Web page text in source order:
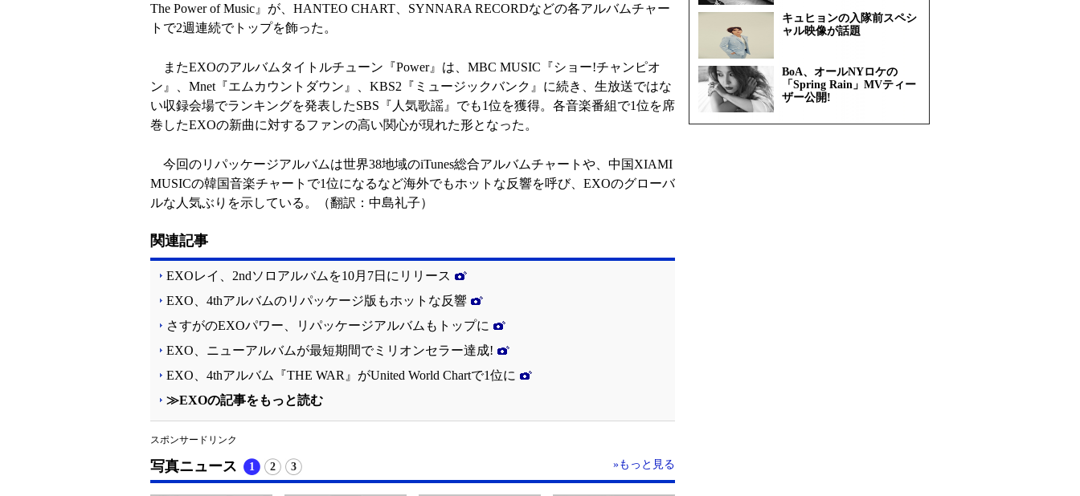
The Power of Music』が、HANTEO CHART、SYNNARA RECORDなどの各アルバムチャー
トで2週連続でトップを飾った。
またEXOのアルバムタイトルチューン『Power』は、MBC MUSIC『ショー!チャンピオ
ン』、Mnet『エムカウントダウン』、KBS2『ミュージックバンク』に続き、生放送ではな
い収録会場でランキングを発表したSBS『人気歌謡』でも1位を獲得。各音楽番組で1位を席
巻したEXOの新曲に対するファンの高い関心が現れた形となった。
今回のリパッケージアルバムは世界38地域のiTunes総合アルバムチャートや、中国XIAMI
MUSICの韓国音楽チャートで1位になるなど海外でもホットな反響を呼び、EXOのグローバ
ルな人気ぶりを示している。（翻訳：中島礼子）
関連記事
EXOレイ、2ndソロアルバムを10月7日にリリース
EXO、4thアルバムのリパッケージ版もホットな反響
さすがのEXOパワー、リパッケージアルバムもトップに
EXO、ニューアルバムが最短期間でミリオンセラー達成!
EXO、4thアルバム『THE WAR』がUnited World Chartで1位に
≫EXOの記事をもっと読む
スポンサードリンク
写真ニュース »もっと見る
1 2 3
キュヒョンの入隊前スペシ
ャル映像が話題
BoA、オールNYロケの
「Spring Rain」MVティー
ザー公開!